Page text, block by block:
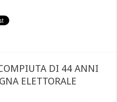
DI 44 ANNI
ELETTORALE